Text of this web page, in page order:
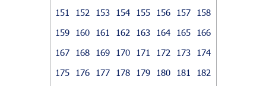
151
152 153 154 155 156 157
158
159
160 161 162 163 164 165
166
167
168 169 170 171 172 173
174
175
176 177 178 179 180 181
182